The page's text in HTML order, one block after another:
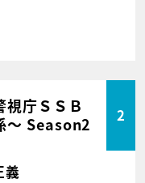
視庁ＳＳＢ
～ Season2
2